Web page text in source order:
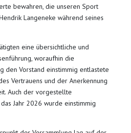
bewahren, die unseren Sport
Langeneke während seines
eine übersichtliche und
woraufhin die
den Vorstand einstimmig entlastete
Vertrauens und der Anerkennung
Auch der vorgestellte
Jahr 2026 wurde einstimmig